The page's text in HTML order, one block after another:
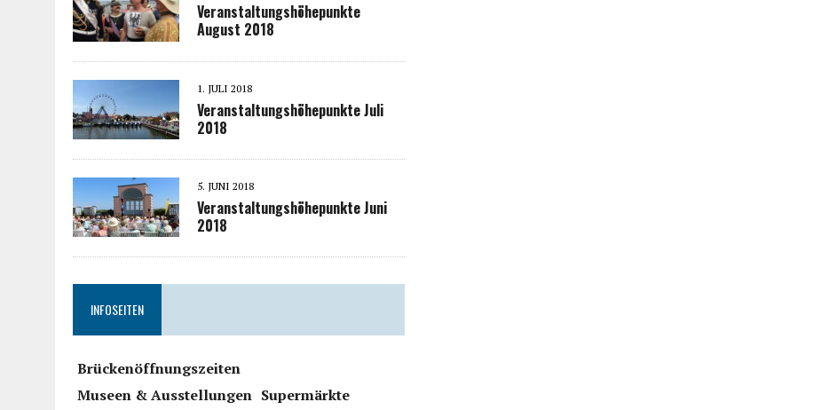
Veranstaltungshöhepunkte
August 2018
1. JULI 2018
Veranstaltungshöhepunkte Juli
2018
5. JUNI 2018
Veranstaltungshöhepunkte Juni
2018
INFOSEITEN
Brückenöffnungszeiten
Museen & Ausstellungen Supermärkte